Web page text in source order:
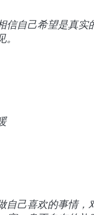
信自己希望是真实
自己喜欢的事情，